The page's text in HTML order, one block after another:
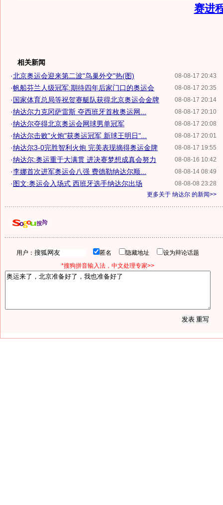
赛进
相关新闻
08-08-17 20:43
·北京奥运会迎来第二波"鸟巢外交"热(图)
08-08-17 20:35
·帆船芬兰人级冠军:期待四年后家门口的奥运会
08-08-17 20:14
·国家体育总局等祝贺赛艇队获得北京奥运会金牌
08-08-17 20:10
·纳达尔力克冈萨雷斯 夺西班牙首枚奥运网...
08-08-17 20:08
·纳达尔夺得北京奥运会网球男单冠军
08-08-17 20:01
·纳达尔击败"火炮"获奥运冠军 新球王明日"...
08-08-17 19:55
·纳达尔3-0完胜智利火炮 完美表现摘得奥运金牌
08-08-16 10:42
·纳达尔:奥运重于大满贯 进决赛梦想成真会努力
08-08-14 08:49
·李娜首次进军奥运会八强 费德勒纳达尔顺...
08-08-08 23:28
·图文:奥运会入场式 西班牙选手纳达尔出场
更多关于 纳达尔 的新闻>>
用户： 匿名 隐藏地址
设为辩论话题
*搜狗拼音输入法，中文处理专家>>